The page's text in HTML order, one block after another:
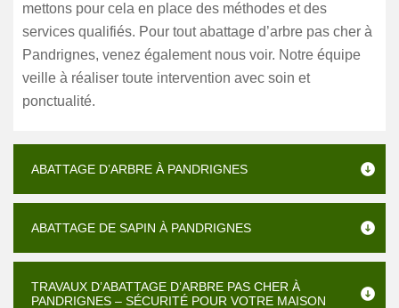
mettons pour cela en place des méthodes et des
services qualifiés. Pour tout abattage d’arbre pas cher à
Pandrignes, venez également nous voir. Notre équipe
veille à réaliser toute intervention avec soin et
ponctualité.
ABATTAGE D’ARBRE À PANDRIGNES
ABATTAGE DE SAPIN À PANDRIGNES
TRAVAUX D’ABATTAGE D’ARBRE PAS CHER À
PANDRIGNES – SÉCURITÉ POUR VOTRE MAISON